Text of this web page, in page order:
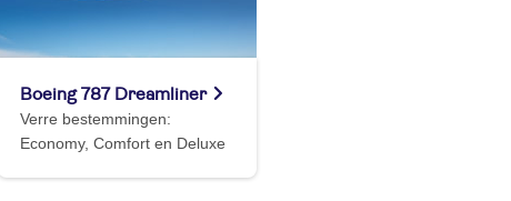
Boeing 787 Dreamliner
Verre bestemmingen:
Economy, Comfort en Deluxe